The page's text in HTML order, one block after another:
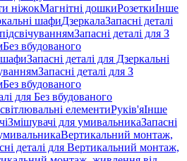
ніжокМагнітні дошкиРозеткиІнше
шафиДзеркалаЗапасні деталі
Запасні деталі для З
Без вбудованого
шафиЗапасні деталі для Дзеркальні
Запасні деталі для З
Без вбудованого
для Без вбудованого
елементиРуків'яІнше
Змішувачі для умивальникаЗапасні
Вертикальний монтаж,
деталі для Вертикальний монтаж,